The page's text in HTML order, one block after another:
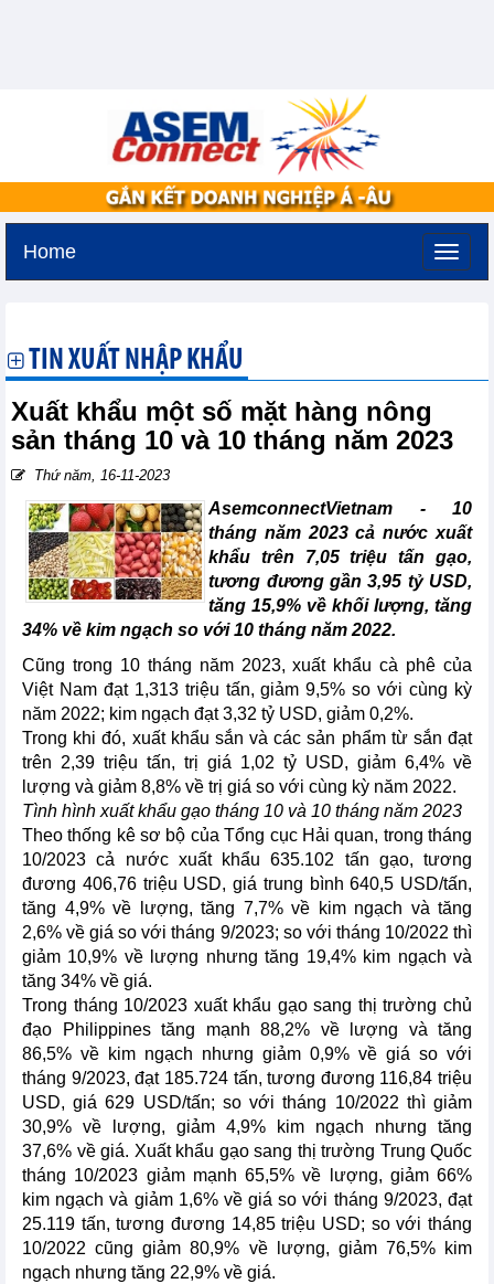
Home
TIN XUẤT NHẬP KHẨU
Xuất khẩu một số mặt hàng nông
sản tháng 10 và 10 tháng năm 2023
Thứ năm, 16-11-2023
AsemconnectVietnam - 10
tháng năm 2023 cả nước xuất
khẩu trên 7,05 triệu tấn gạo,
tương đương gần 3,95 tỷ USD,
tăng 15,9% về khối lượng, tăng
34% về kim ngạch so với 10 tháng năm 2022.
Cũng trong 10 tháng năm 2023, xuất khẩu cà phê của
Việt Nam đạt 1,313 triệu tấn, giảm 9,5% so với cùng kỳ
năm 2022; kim ngạch đạt 3,32 tỷ USD, giảm 0,2%.
Trong khi đó, xuất khẩu sắn và các sản phẩm từ sắn đạt
trên 2,39 triệu tấn, trị giá 1,02 tỷ USD, giảm 6,4% về
lượng và giảm 8,8% về trị giá so với cùng kỳ năm 2022.
Tình hình xuất khẩu gạo tháng 10 và 10 tháng năm 2023
Theo thống kê sơ bộ của Tổng cục Hải quan, trong tháng
10/2023 cả nước xuất khẩu 635.102 tấn gạo, tương
đương 406,76 triệu USD, giá trung bình 640,5 USD/tấn,
tăng 4,9% về lượng, tăng 7,7% về kim ngạch và tăng
2,6% về giá so với tháng 9/2023; so với tháng 10/2022 thì
giảm 10,9% về lượng nhưng tăng 19,4% kim ngạch và
tăng 34% về giá.
Trong tháng 10/2023 xuất khẩu gạo sang thị trường chủ
đạo Philippines tăng mạnh 88,2% về lượng và tăng
86,5% về kim ngạch nhưng giảm 0,9% về giá so với
tháng 9/2023, đạt 185.724 tấn, tương đương 116,84 triệu
USD, giá 629 USD/tấn; so với tháng 10/2022 thì giảm
30,9% về lượng, giảm 4,9% kim ngạch nhưng tăng
37,6% về giá. Xuất khẩu gạo sang thị trường Trung Quốc
tháng 10/2023 giảm mạnh 65,5% về lượng, giảm 66%
kim ngạch và giảm 1,6% về giá so với tháng 9/2023, đạt
25.119 tấn, tương đương 14,85 triệu USD; so với tháng
10/2022 cũng giảm 80,9% về lượng, giảm 76,5% kim
ngạch nhưng tăng 22,9% về giá.